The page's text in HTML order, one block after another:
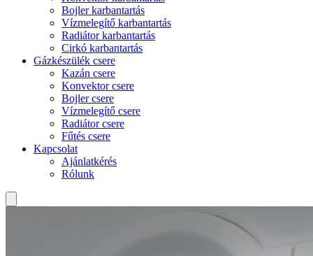
Bojler karbantartás
Vízmelegítő karbantartás
Radiátor karbantartás
Cirkó karbantartás
Gázkészülék csere
Kazán csere
Konvektor csere
Bojler csere
Vízmelegítő csere
Radiátor csere
Fűtés csere
Kapcsolat
Ajánlatkérés
Rólunk